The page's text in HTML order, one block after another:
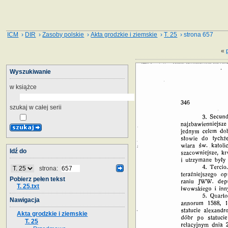
ICM › DIR ›Zasoby polskie ›Akta grodzkie i ziemskie ›T. 25 › strona 657
«
Wyszukiwanie
w książce
szukaj w całej serii
Idź do
strona:
Pobierz pełen tekst
T. 25.txt
Nawigacja
Akta grodzkie i ziemskie
T. 25